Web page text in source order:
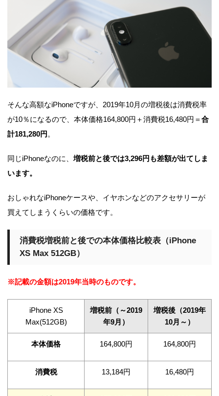
そんな高額なiPhoneですが、2019年10月の増税後は消費税率
が10％になるので、本体価格164,800円＋消費税16,480円＝合
計181,280円 。
同じiPhoneなのに、 増税前と後では3,296円も差額が出てしま
います。
おしゃれなiPhoneケースや、イヤホンなどのアクセサリーが
買えてしまうくらいの価格です。
消費税増税前と後での本体価格比較表（iPhone
XS Max 512GB）
※記載の金額は2019年当時のものです。
iPhone XS
Max(512GB)
増税前（～2019
年9月）
増税後（2019年
10月～）
本体価格 164,800円 164,800円
消費税 13,184円 16,480円